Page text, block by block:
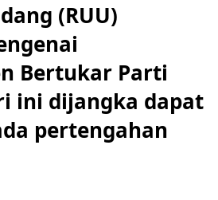
(RUU)
Bertukar Parti
ini dijangka dapat
pertengahan